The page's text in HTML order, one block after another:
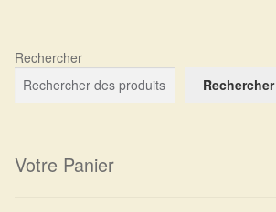
Harmonisation
Harmonisation de l’être
Rechercher
Rechercher
Votre Panier